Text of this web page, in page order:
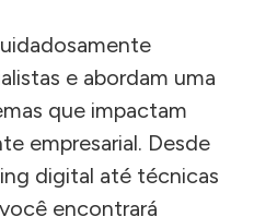
e abordam uma
que impactam
empresarial. Desde
digital até técnicas
encontrará